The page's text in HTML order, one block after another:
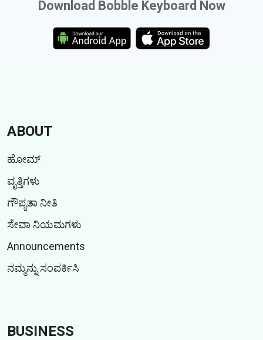
Download Bobble Keyboard Now
ABOUT
ಹೋಮ್
ವೃತ್ತಿಗಳು
ಗೌಪ್ಯತಾ ನೀತಿ
ಸೇವಾ ನಿಯಮಗಳು
Announcements
ನಮ್ಮನ್ನು ಸಂಪರ್ಕಿಸಿ
BUSINESS